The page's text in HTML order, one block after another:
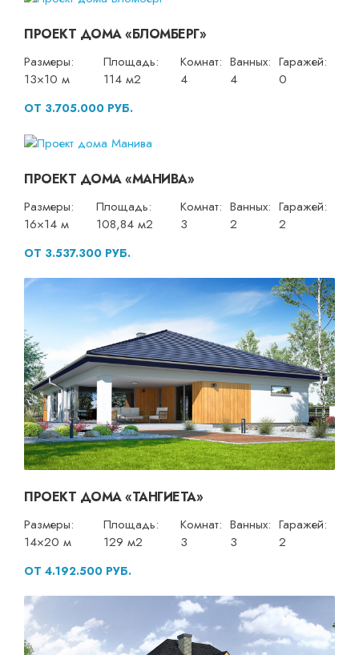
ПРОЕКТ ДОМА «БЛОМБЕРГ»
Размеры:
13×10 м
Площадь:
114 м2
Комнат:
4
Ванных:
4
Гаражей:
0
ОТ 3.705.000 РУБ.
ПРОЕКТ ДОМА «МАНИВА»
Размеры:
16×14 м
Площадь:
108,84 м2
Комнат:
3
Ванных:
2
Гаражей:
2
ОТ 3.537.300 РУБ.
ПРОЕКТ ДОМА «ТАНГИЕТА»
Размеры:
14×20 м
Площадь:
129 м2
Комнат:
3
Ванных:
3
Гаражей:
2
ОТ 4.192.500 РУБ.